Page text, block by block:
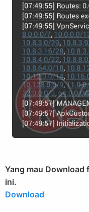
Yang mau Download
ini.
Download